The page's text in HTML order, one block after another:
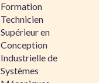
Formation
Technicien
Supérieur en
Conception
Industrielle de
Systèmes